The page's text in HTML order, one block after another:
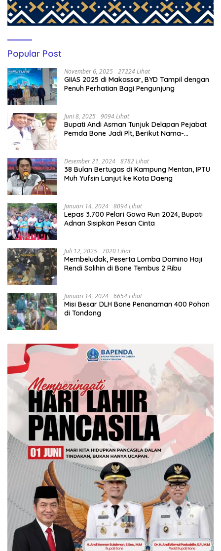
Popular Post
November 6, 2025 27224 Lihat
GIIAS 2025 di Makassar, BYD Tampil dengan
Penuh Perhatian Bagi Pengunjung
Juni 8, 2025 9094 Lihat
Bupati Andi Asman Tunjuk Delapan Pejabat
Pemda Bone Jadi Plt, Berikut Nama-
Desember 21, 2024 8782 Lihat
38 Bulan Bertugas di Kampung Mentan, IPTU
Muh Yufsin Lanjut ke Kota Daeng
Januari 14, 2024 8094 Lihat
Lepas 3.700 Pelari Gowa Run 2024, Bupati
Adnan Sisipkan Pesan Cinta
Juli 12, 2025 7020 Lihat
Membeludak, Peserta Lomba Domino Haji
Rendi Solihin di Bone Tembus 2 Ribu
Januari 14, 2024 6654 Lihat
Misi Besar DLH Bone Penanaman 400 Pohon
di Tondong